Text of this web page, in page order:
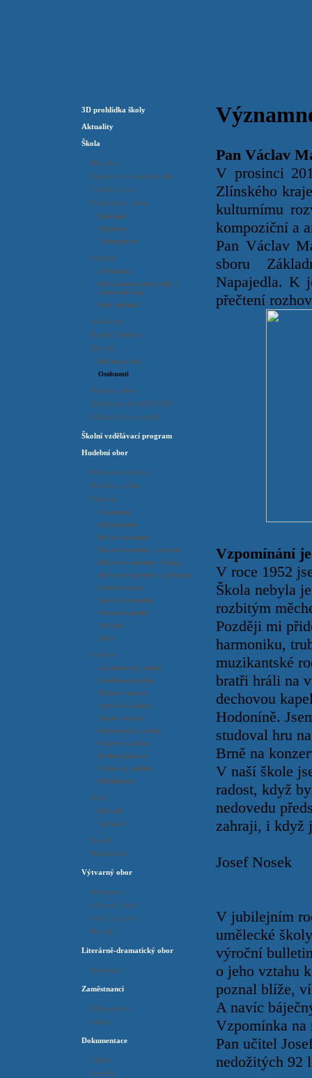
3D prohlídka školy
Aktuality
Škola
Plán akcí
Organizace školního roku
Úspěchy školy
Fotogalerie, videa
Hudební
Výtvarná
Video galerie
Projekty
ZUŠkolka
Děti do koncertních sálů a
výstavních síní
Rok velikánů
Absolventi
Rudolf Firkušný
Historie
Historie školy
Osobnosti
Hudební tábor
Společnost přátel ZUŠ RF
Odloučená pracoviště
Školní vzdělávací program
Hudební obor
Přípravné oddělení
Hudební nauka
Nástroje
Akordeony
Bicí nástroje
Dechové nástroje
Dechové nástroje - kontroler
Klávesové nástroje - klavíry
Klávesové nástroje - keyboardy
Lidové nástroje
Smyčcové nástroje
Strunné nástroje
Varhany
Zpěv
Soubory
Akordeonový soubor
Cimbálové muziky
Flétnový soubor
Smyčcový soubor
Jazzový soubor
Keyboardový soubor
Kytarový soubor
Rocková kapela
Táborový orchestr
Příležitostné
Sbory
HeXaM
Zpěváček
Rozvrh
Multimedia
Výtvarný obor
Informace
Výtvarný obor
Grafický obor
Rozvrh
Literárně-dramatický obor
Informace
Zaměstnanci
Pedagogové
Ostatní
Dokumentace
Úřední
Soutěže
Pan Václav
V prosinci
Zlínského
kulturnímu
kompoziční a
Pan Václav
sboru
Napajedla. K
přečtení
Vzpomínání
V roce 1952
Škola nebyla
rozbitým
Později mi
harmoniku,
muzikantské
bratři hráli na
dechovou
Hodoníně.
studoval hru
Brně na
V naší škole
radost, když
nedovedu
zahraji, i když
Josef Nosek
V jubilejním
umělecké
výroční
o jeho vztahu
poznal blíže,
A navíc
Vzpomínka na
Pan učitel
nedožitých 92